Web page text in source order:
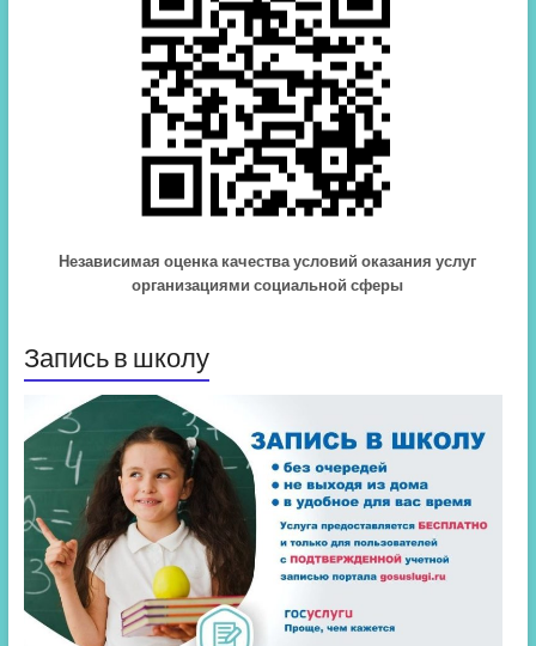
Независимая оценка качества условий оказания услуг
организациями социальной сферы
Запись в школу